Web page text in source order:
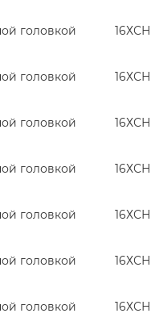
головкой 16ХСН
головкой 16ХСН
головкой 16ХСН
головкой 16ХСН
головкой 16ХСН
головкой 16ХСН
головкой 16ХСН